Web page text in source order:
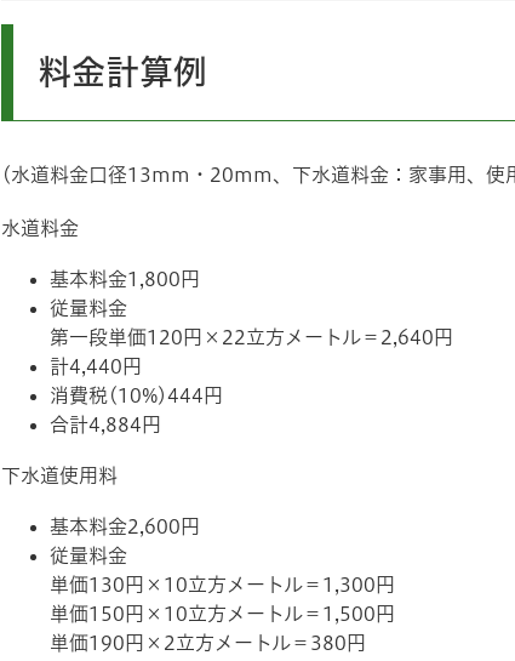
料金計算例
(水道料金口径13mm・20mm、下水道料金：家事用、使
水道料金
基本料金1,800円
従量料金
第一段単価120円×22立方メートル＝2,640円
計4,440円
消費税(10%)444円
合計4,884円
下水道使用料
基本料金2,600円
従量料金
単価130円×10立方メートル＝1,300円
単価150円×10立方メートル＝1,500円
単価190円×2立方メートル＝380円